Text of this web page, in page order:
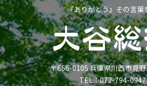
『ありがとう』その言
〒666-0105 兵庫県川西市見
TEL：072-794-0947